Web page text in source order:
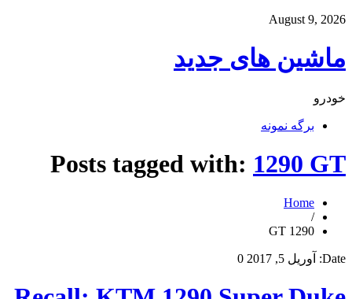
August 9, 2026
ماشین های جدید
خودرو
برگه نمونه
Posts tagged with: 1290 GT
Home
/
1290 GT
Date: آوریل 5, 2017 0